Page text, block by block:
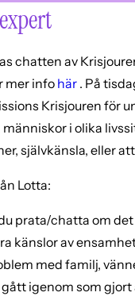
chatten av
mer info här . På
Krisjouren för
i olika
självkänsla, eller
Lotta:
prata/chatta om
känslor av
med familj,
igenom som